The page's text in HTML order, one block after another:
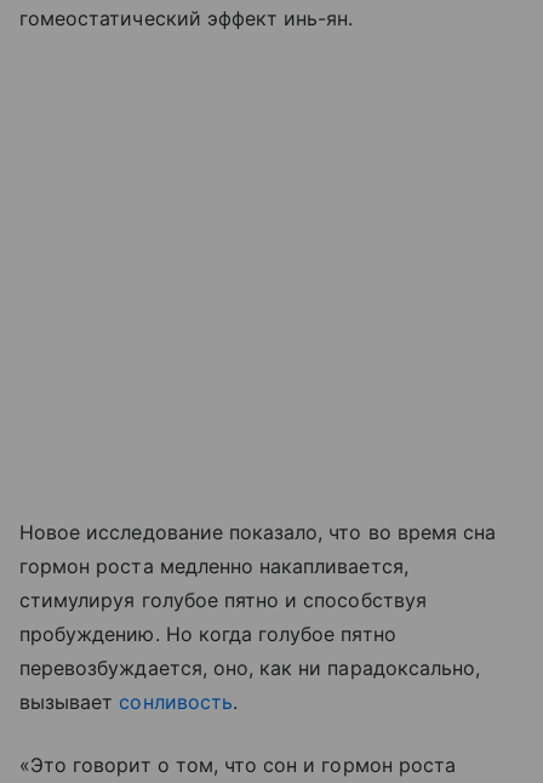
гомеостатический эффект инь-ян.
Новое исследование показало, что во время сна
гормон роста медленно накапливается,
стимулируя голубое пятно и способствуя
пробуждению. Но когда голубое пятно
перевозбуждается, оно, как ни парадоксально,
вызывает сонливость.
«Это говорит о том, что сон и гормон роста